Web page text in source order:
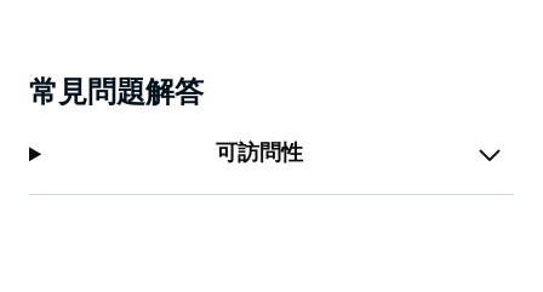
沃爾斯利公園不僅僅是一個公園，它也是一個可以玩耍、
放鬆身心、與社區居民交流互動的好去處。一定要把它列
入您的岡尼達行程清單！
常見問題解答
可訪問性